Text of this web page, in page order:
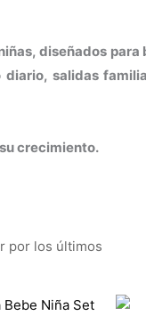
diseñados
salidas
crecimiento.